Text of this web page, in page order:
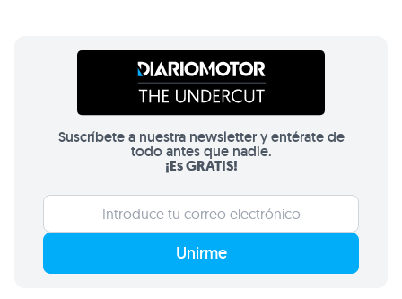
Suscríbete a nuestra newsletter y entérate de
todo antes que nadie.
¡Es GRATIS!
Unirme